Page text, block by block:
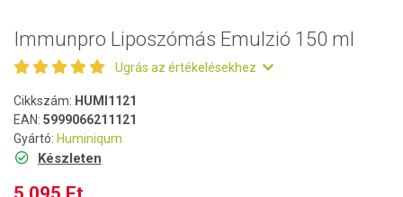
Immunpro Liposzómás Emulzió 150 ml
Ugrás az értékelésekhez
Cikkszám: HUMI1121
EAN: 5999066211121
Gyártó: Huminiqum
Készleten